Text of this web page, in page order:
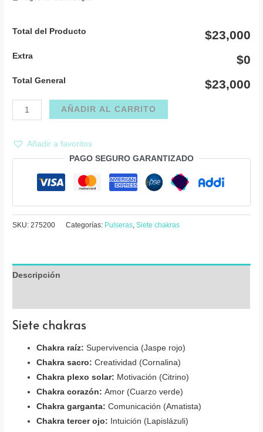
Total del Producto $23,000
Extra $0
Total General $23,000
Pulsera
siete
piedra
cantidad
AÑADIR AL CARRITO
Añadir a favoritos
PAGO SEGURO GARANTIZADO
SKU:275200 Categorías: Pulseras,Siete chakras
Descripción
Siete chakras
Chakra raíz: Supervivencia (Jaspe rojo)
Chakra sacro: Creatividad (Cornalina)
Chakra plexo solar: Motivación (Citrino)
Chakra corazón: Amor (Cuarzo verde)
Chakra garganta: Comunicación (Amatista)
Chakra tercer ojo: Intuición (Lapislázuli)